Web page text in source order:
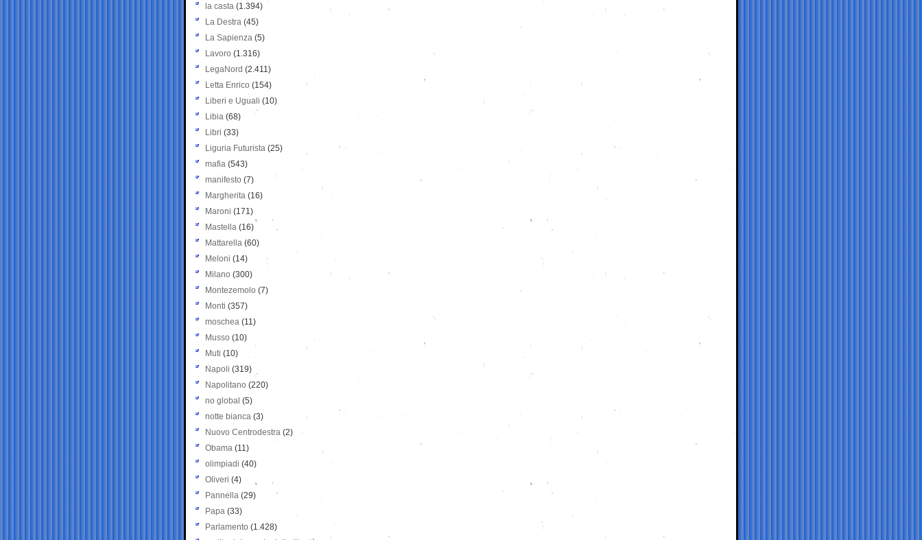
la casta (1.394)
La Destra (45)
La Sapienza (5)
Lavoro (1.316)
LegaNord (2.411)
Letta Enrico (154)
Liberi e Uguali (10)
Libia (68)
Libri (33)
Liguria Futurista (25)
mafia (543)
manifesto (7)
Margherita (16)
Maroni (171)
Mastella (16)
Mattarella (60)
Meloni (14)
Milano (300)
Montezemolo (7)
Monti (357)
moschea (11)
Musso (10)
Muti (10)
Napoli (319)
Napolitano (220)
no global (5)
notte bianca (3)
Nuovo Centrodestra (2)
Obama (11)
olimpiadi (40)
Oliveri (4)
Pannella (29)
Papa (33)
Parlamento (1.428)